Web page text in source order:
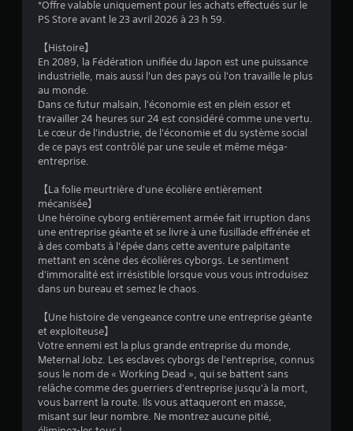
4
2
é
o
i
l
s
s
u
*Offre valable uniquement pour les achats effectués sur le
PS Store avant le 23 avril 2026 à 23 h 59.
【Histoire】
En 2089, la Fédération unifiée du Japon est une puissance
industrielle, mais aussi l'un des pays où l'on travaille le plus
au monde.
Dans ce futur malsain, l'économie est en plein essor et
travailler 24 heures sur 24 est considéré comme une vertu.
Le cœur de l'industrie, de l'économie et du système social
de ce pays est contrôlé par une seule et même méga-
entreprise.
【La folie meurtrière d'une écolière entièrement
mécanisée】
Une héroïne cyborg entièrement armée fait irruption dans
une entreprise géante et se livre à une fusillade effrénée et
à des combats à l'épée dans cette aventure palpitante
mettant en scène des écolières cyborgs. Le sentiment
d'immoralité est irrésistible lorsque vous vous introduisez
dans un bureau et semez le chaos.
【Une histoire de vengeance contre une entreprise géante
et exploiteuse】
Votre ennemi est la plus grande entreprise du monde,
Meternal Jobz. Les esclaves cyborgs de l'entreprise, connus
sous le nom de « Working Dead », qui se battent sans
relâche comme des guerriers d'entreprise jusqu'à la mort,
vous barrent la route. Ils vous attaqueront en masse,
misant sur leur nombre. Ne montrez aucune pitié,